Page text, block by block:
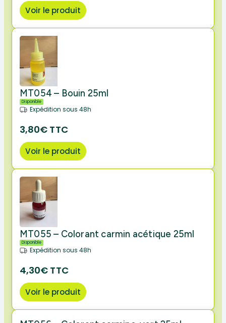
Voir le produit
MT054 – Bouin 25ml
Disponible
Expédition sous 48h
3,80€ TTC
Voir le produit
MT055 – Colorant carmin acétique 25ml
Disponible
Expédition sous 48h
4,30€ TTC
Voir le produit